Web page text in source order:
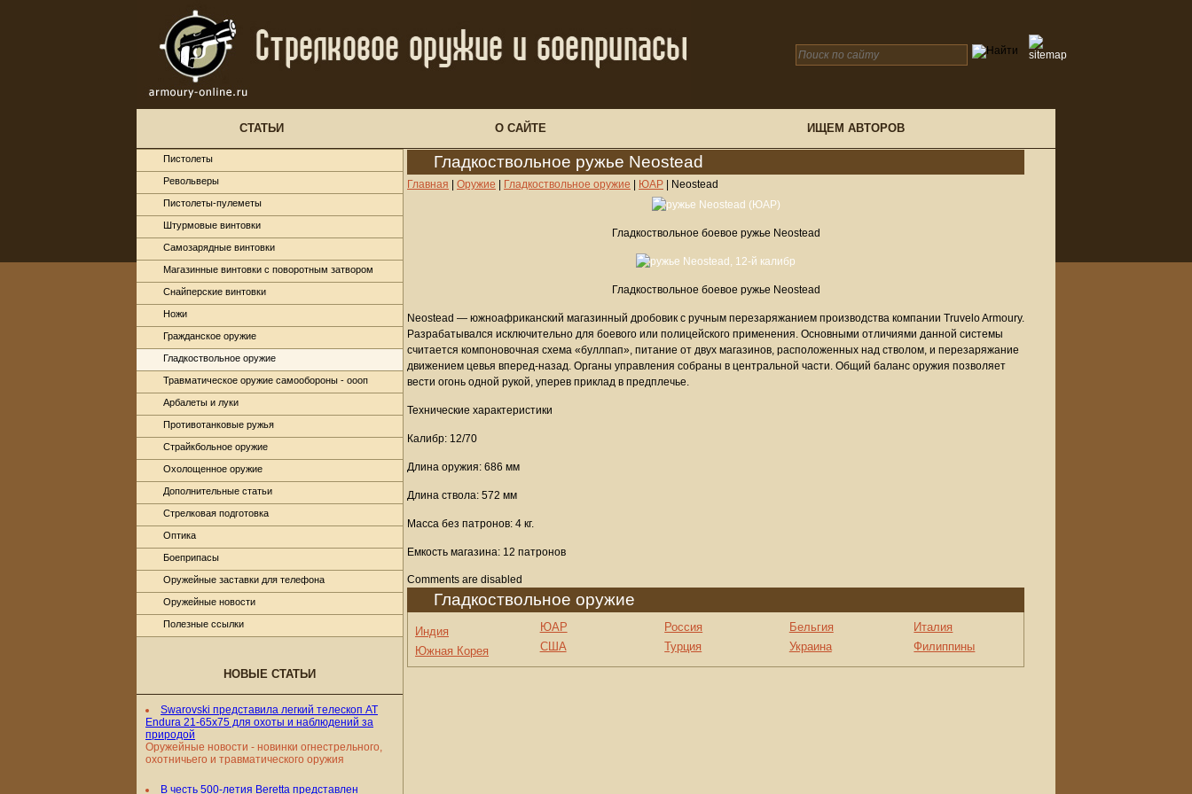
СТАТЬИ О САЙТЕ ИЩЕМ АВТОРОВ
Гладкоствольное ружье Neostead
Главная Оружие Гладкоствольное оружие ЮАР Neostead
Гладкоствольное боевое ружье Neostead
Гладкоствольное боевое ружье Neostead
Neostead — южноафриканский магазинный дробовик с ручным перезаряжанием производства компании Truvelo Armoury.
Разрабатывался исключительно для боевого или полицейского применения. Основными отличиями данной системы
считается компоновочная схема «буллпап», питание от двух магазинов, расположенных над стволом, и перезаряжание
движением цевья вперед-назад. Органы управления собраны в центральной части. Общий баланс оружия позволяет
вести огонь одной рукой, уперев приклад в предплечье.
Технические характеристики
Калибр: 12/70
Длина оружия: 686 мм
Длина ствола: 572 мм
Масса без патронов: 4 кг.
Емкость магазина: 12 патронов
Comments are disabled
Гладкоствольное оружие
Индия
Южная Корея
ЮАР
США
Россия
Турция
Бельгия
Украина
Италия
Филиппины
Пистолеты
Револьверы
Пистолеты-пулеметы
Штурмовые винтовки
Самозарядные винтовки
Магазинные винтовки с поворотным затвором
Снайперские винтовки
Ножи
Гражданское оружие
Гладкоствольное оружие
Травматическое оружие самообороны - оооп
Арбалеты и луки
Противотанковые ружья
Страйкбольное оружие
Охолощенное оружие
Дополнительные статьи
Стрелковая подготовка
Оптика
Боеприпасы
Оружейные заставки для телефона
Оружейные новости
Полезные ссылки
НОВЫЕ СТАТЬИ
Swarovski представила легкий телескоп AT
Endura 21-65x75 для охоты и наблюдений за
природой
Оружейные новости - новинки огнестрельного,
охотничьего и травматического оружия
В честь 500-летия Beretta представлен